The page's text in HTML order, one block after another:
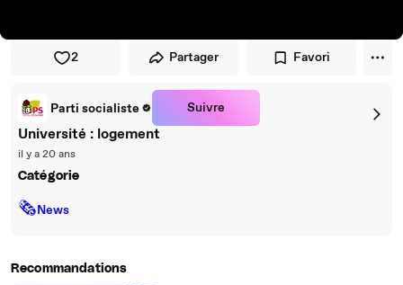
2 Partager Favori
Parti socialiste Suivre
Université : logement
il y a 20 ans
Catégorie
🗞News
Recommandations